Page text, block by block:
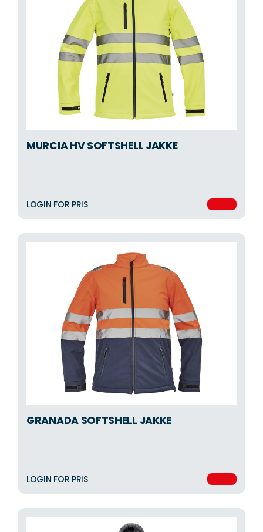
MURCIA HV SOFTSHELL JAKKE
LOGIN FOR PRIS
GRANADA SOFTSHELL JAKKE
LOGIN FOR PRIS